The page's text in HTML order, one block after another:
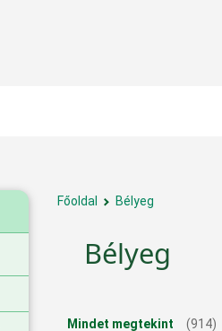
Főoldal Bélyeg
Bélyeg
Mindet megtekint (914)